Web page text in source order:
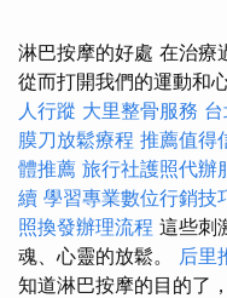
淋巴按摩的好處 在治療
從而打開我們的運動和
人行蹤 大里整骨服務
膜刀放鬆療程 推薦值得
體推薦 旅行社護照代辦
續 學習專業數位行銷技
照換發辦理流程 這些刺
魂、心靈的放鬆。 后里
知道淋巴按摩的目的了